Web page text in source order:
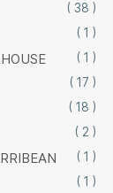
( 38 )
( 1 )
( 1 )
( 17 )
( 18 )
( 2 )
( 1 )
( 1 )